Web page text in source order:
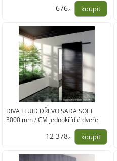
676,-
DIVA FLUID DŘEVO SADA SOFT
3000 mm / CM jednokřídlé dveře
12 378,-
10 230,00